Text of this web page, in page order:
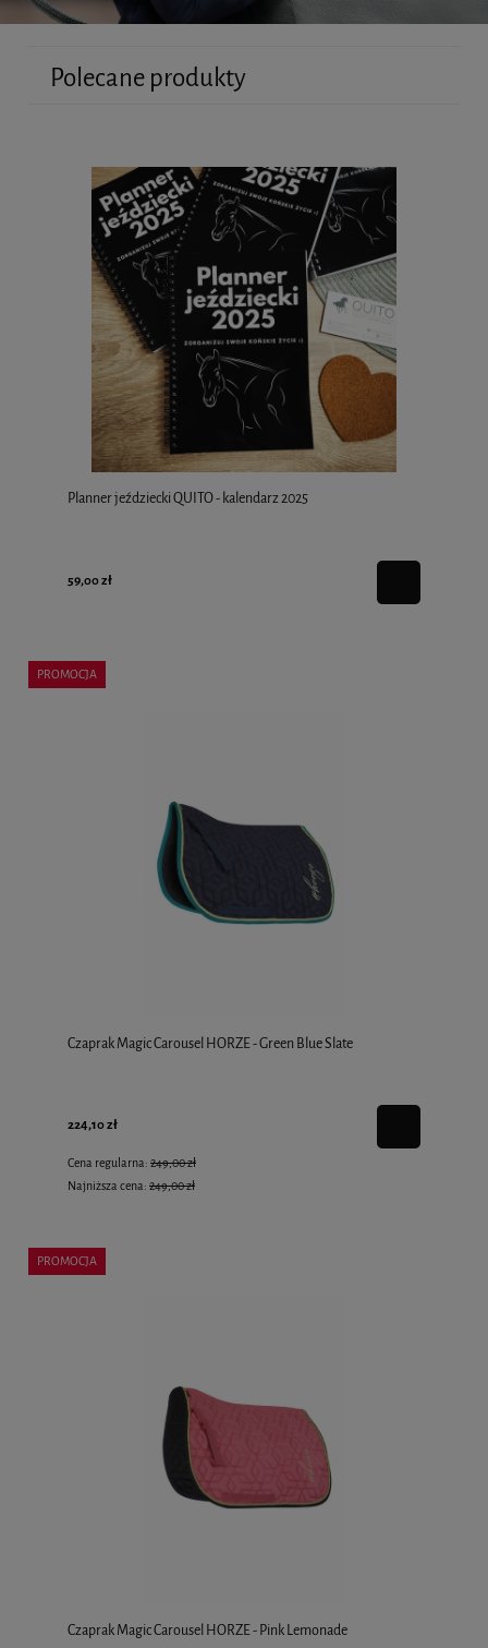
Polecane produkty
Planner jeździecki QUITO - kalendarz 2025
59,00 zł
Czaprak Magic Carousel HORZE - Green Blue Slate
224,10 zł
Cena regularna: 249,00 zł
Najniższa cena: 249,00 zł
PROMOCJA
Czaprak Magic Carousel HORZE - Pink Lemonade
PROMOCJA